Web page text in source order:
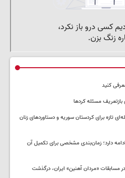
کنید
بازتعریف مسئله کردها
تازه برای کردستان سوریه و دستاوردهای زنان
دارد؛ زمان‌بندی مشخصی برای تکمیل آن
مسابقات «مردان آهنین» ایران، درگذشت